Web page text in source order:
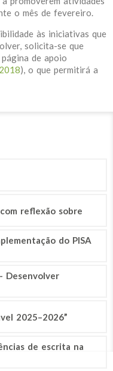
o mês de fevereiro.
às iniciativas que
solicita-se que
de apoio
), o que permitirá a
reflexão sobre
do PISA
Desenvolver
2025–2026”
de escrita na